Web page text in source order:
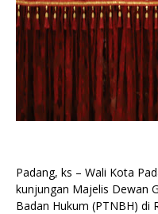
Padang, ks – Wali Kota
kunjungan Majelis Dewan
Badan Hukum (PTNBH) di